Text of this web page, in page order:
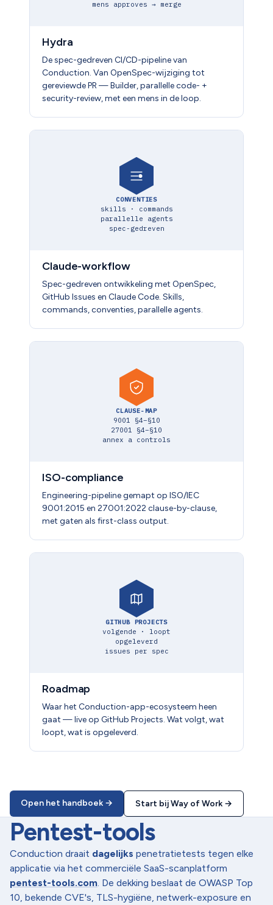
mens approves → merge
Hydra
De spec-gedreven CI/CD-pipeline van
Conduction. Van OpenSpec-wijziging tot
gereviewde PR — Builder, parallelle code- +
security-review, met een mens in de loop.
CONVENTIES
skills · commands
parallelle agents
spec-gedreven
Claude-workflow
Spec-gedreven ontwikkeling met OpenSpec,
GitHub Issues en Claude Code. Skills,
commands, conventies, parallelle agents.
CLAUSE-MAP
9001 §4–§10
27001 §4–§10
annex a controls
ISO-compliance
Engineering-pipeline gemapt op ISO/IEC
9001:2015 en 27001:2022 clause-by-clause,
met gaten als first-class output.
GITHUB PROJECTS
volgende · loopt
opgeleverd
issues per spec
Roadmap
Waar het Conduction-app-ecosysteem heen
gaat — live op GitHub Projects. Wat volgt, wat
loopt, wat is opgeleverd.
Open het handboek → Start bij Way of Work →
Pentest-tools
Conduction draait dagelijks penetratietests tegen elke
applicatie via het commerciële SaaS-scanplatform
pentest-tools.com . De dekking beslaat de OWASP Top
10, bekende CVE's, TLS-hygiëne, netwerk-exposure en